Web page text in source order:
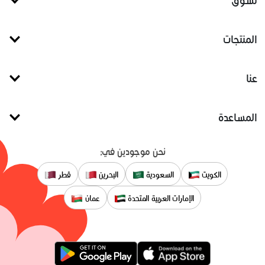
المنتجات
عنا
المساعدة
نحن موجودين في:
الكويت السعودية البحرين قطر
الإمارات العربية المتحدة عمان